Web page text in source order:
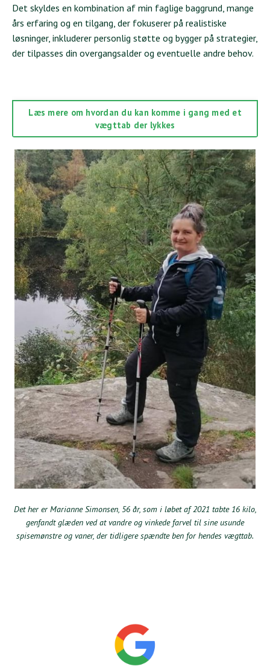
Det skyldes en kombination af min faglige baggrund, mange
års erfaring og en tilgang, der fokuserer på realistiske
løsninger, inkluderer personlig støtte og bygger på strategier,
der tilpasses din overgangsalder og eventuelle andre behov.
Læs mere om hvordan du kan komme i gang med et
vægttab der lykkes
Det her er Marianne Simonsen, 56 år, som i løbet af 2021 tabte 16 kilo,
genfandt glæden ved at vandre og vinkede farvel til sine usunde
spisemønstre og vaner, der tidligere spændte ben for hendes vægttab.